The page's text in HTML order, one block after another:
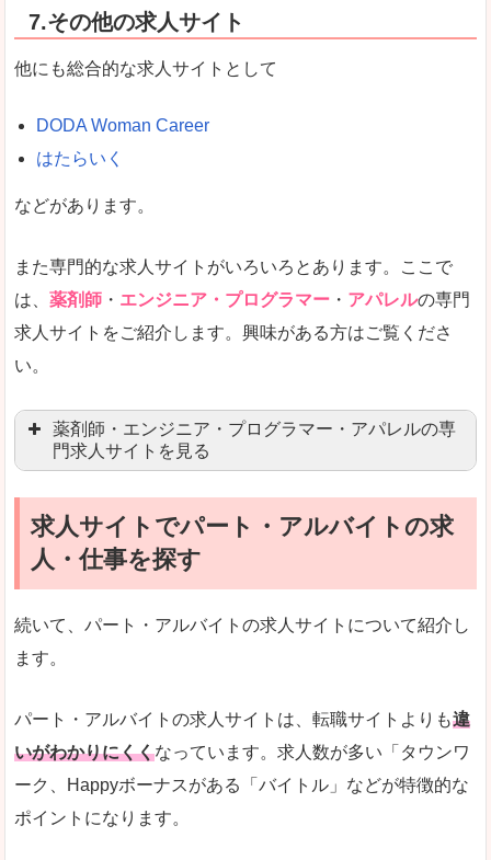
良いところ
悪いところ
未経験 未経験の求人もあります
営業職を探している方にとっては、有利なサイト
検索人気キーワードの上位が「40代」「50代」
使いやすさ
文字が大きくて見やすいです。
求人を含んだページを見てみる
7.その他の求人サイト
他にも総合的な求人サイトとして
DODA Woman Career
はたらいく
などがあります。
また専門的な求人サイトがいろいろとあります。ここで
は、 薬剤師 ・ エンジニア・プログラマー ・ アパレルの専門
求人サイトをご紹介します。興味がある方はご覧くださ
い。
薬剤師・エンジニア・プログラマー・アパレルの専
門求人サイトを見る
マイナビ薬剤師
リクナビ薬剤師
ファルマスタッフ
薬キャリ(エムスリー)
ファーマキャリア
レバテックキャリア
求人サイトでパート・アルバイトの求
人・仕事を探す
続いて、パート・アルバイトの求人サイトについて紹介し
ます。
パート・アルバイトの求人サイトは、転職サイトよりも違
いがわかりにくくなっています。求人数が多い「タウンワ
ーク、Happyボーナスがある「バイトル」などが特徴的な
ポイントになります。